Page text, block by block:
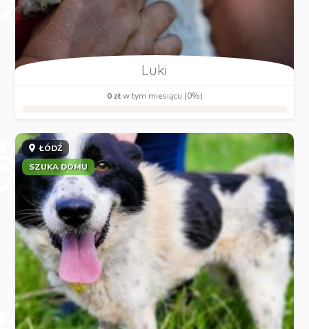
Luki
0 złw tym miesiącu (0%)
ŁÓDŹ
SZUKA DOMU